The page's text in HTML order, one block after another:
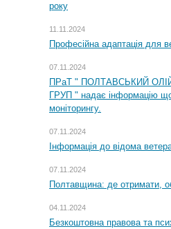
року
11.11.2024
Професійна адаптація для
07.11.2024
ПРаТ " ПОЛТАВСЬКИЙ
ГРУП " надає інформацію
моніторингу.
07.11.2024
Інформація до відома
07.11.2024
Полтавщина: де отримати,
04.11.2024
Безкоштовна правова та